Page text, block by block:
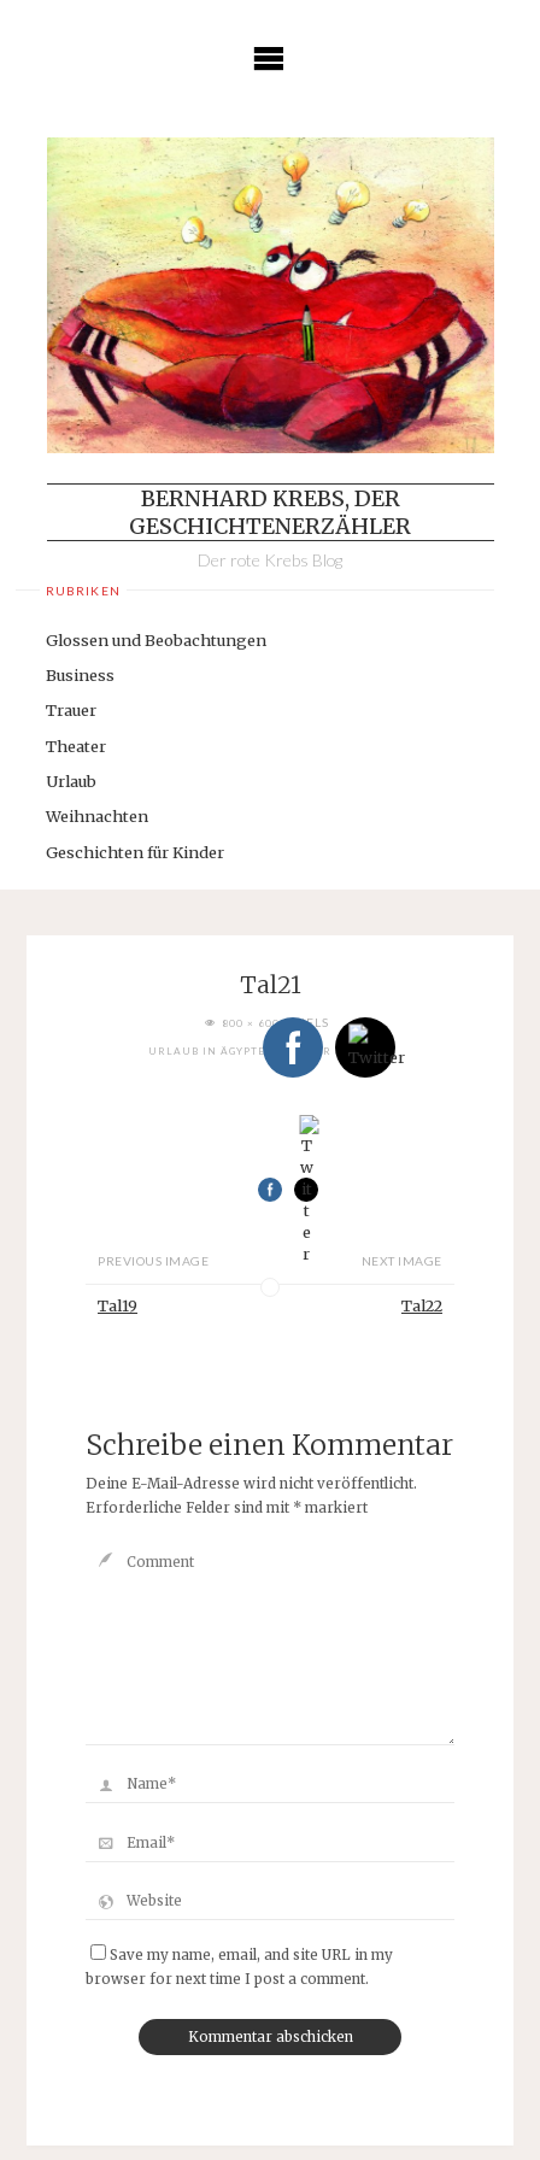
BERNHARD KREBS, DER
GESCHICHTENERZÄHLER
Der rote Krebs Blog
RUBRIKEN
Glossen und Beobachtungen
Business
Trauer
Theater
Urlaub
Weihnachten
Geschichten für Kinder
Tal21
FULL800 × 600PIXELS
URLAUB IN ÄGYPTEN: TAL DER KÖNIGE
PREVIOUS IMAGE
Tal19
NEXT IMAGE
Tal22
Schreibe einen Kommentar
Deine E-Mail-Adresse wird nicht veröffentlicht.
Erforderliche Felder sind mit *markiert
Save my name, email, and site URL in my
browser for next time I post a comment.